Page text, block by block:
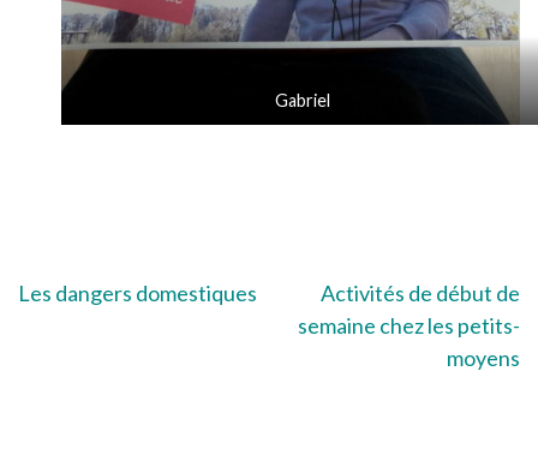
Gabriel
Navigation
Les dangers domestiques
Activités de début de
semaine chez les petits-
moyens